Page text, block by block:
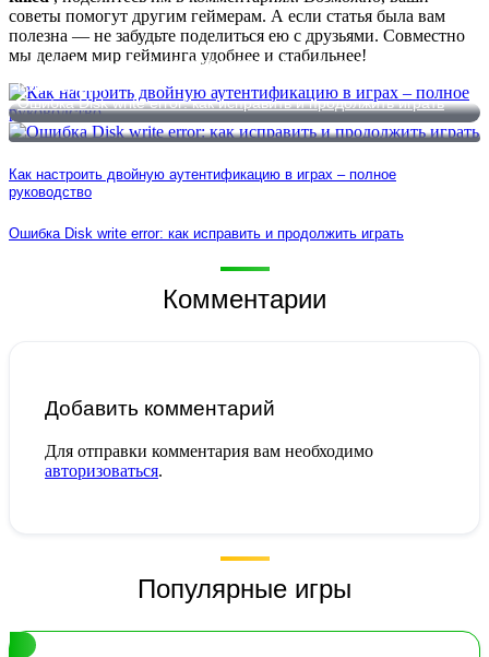
советы помогут другим геймерам. А если статья была вам
полезна — не забудьте поделиться ею с друзьями. Совместно
мы делаем мир гейминга удобнее и стабильнее!
Как настроить двойную аутентификацию в играх – полное
руководство
Ошибка Disk write error: как исправить и продолжить играть
Как настроить двойную аутентификацию в играх – полное
руководство
Ошибка Disk write error: как исправить и продолжить играть
Комментарии
Добавить комментарий
Для отправки комментария вам необходимо
авторизоваться.
Популярные игры